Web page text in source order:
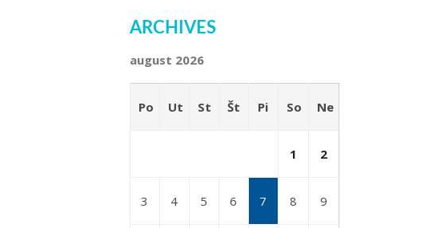
ARCHIVES
august 2026
Po Ut St Št Pi So Ne
1 2
3 4 5 6 7 8 9